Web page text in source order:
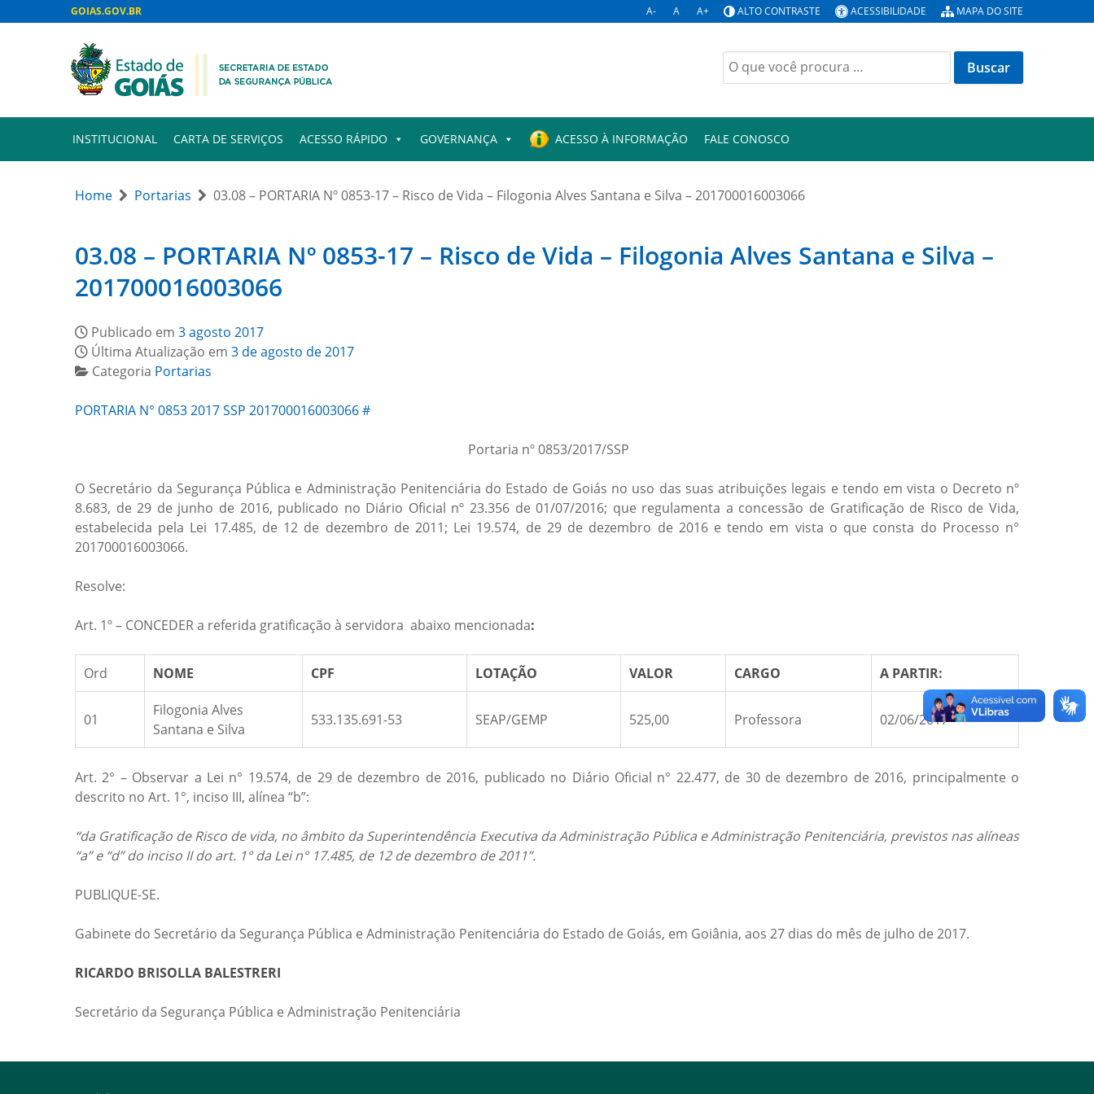
GOIAS.GOV.BR A- A A+ ALTO CONTRASTE ACESSIBILIDADE MAPA DO SITE
Buscar
por:
INSTITUCIONAL CARTA DE SERVIÇOS ACESSO RÁPIDO GOVERNANÇA ACESSO À INFORMAÇÃO FALE CONOSCO
Home Portarias 03.08 – PORTARIA Nº 0853-17 – Risco de Vida – Filogonia Alves Santana e Silva – 201700016003066
03.08 – PORTARIA Nº 0853-17 – Risco de Vida – Filogonia Alves Santana e Silva –
201700016003066
Publicado em 3 agosto 2017
Última Atualização em 3 de agosto de 2017
Categoria Portarias
PORTARIA N° 0853 2017 SSP 201700016003066 #
Portaria nº 0853/2017/SSP
O Secretário da Segurança Pública e Administração Penitenciária do Estado de Goiás no uso das suas atribuições legais e tendo em vista o Decreto nº
8.683, de 29 de junho de 2016, publicado no Diário Oficial nº 23.356 de 01/07/2016; que regulamenta a concessão de Gratificação de Risco de Vida,
estabelecida pela Lei 17.485, de 12 de dezembro de 2011; Lei 19.574, de 29 de dezembro de 2016 e tendo em vista o que consta do Processo n°
201700016003066.
Resolve:
Art. 1º – CONCEDER a referida gratificação à servidora abaixo mencionada:
Ord NOME CPF LOTAÇÃO VALOR CARGO A PARTIR:
01
Filogonia Alves
Santana e Silva
533.135.691-53 SEAP/GEMP 525,00 Professora 02/06/2017
Art. 2° – Observar a Lei n° 19.574, de 29 de dezembro de 2016, publicado no Diário Oficial n° 22.477, de 30 de dezembro de 2016, principalmente o
descrito no Art. 1°, inciso III, alínea “b”:
“da Gratificação de Risco de vida, no âmbito da Superintendência Executiva da Administração Pública e Administração Penitenciária, previstos nas alíneas
“a” e “d” do inciso II do art. 1° da Lei n° 17.485, de 12 de dezembro de 2011”.
PUBLIQUE-SE.
Gabinete do Secretário da Segurança Pública e Administração Penitenciária do Estado de Goiás, em Goiânia, aos 27 dias do mês de julho de 2017.
RICARDO BRISOLLA BALESTRERI
Secretário da Segurança Pública e Administração Penitenciária